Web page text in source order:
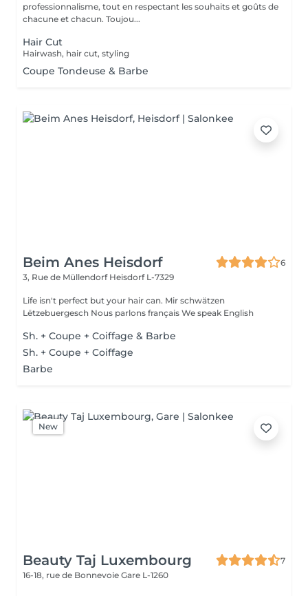
professionnalisme, tout en respectant les souhaits et goûts de
chacune et chacun. Toujou...
Hair Cut
Hairwash, hair cut, styling
Coupe Tondeuse & Barbe
Beim Anes Heisdorf
6
3, Rue de Müllendorf Heisdorf L-7329
Life isn't perfect but your hair can. Mir schwätzen
Lëtzebuergesch Nous parlons français We speak English
Sh. + Coupe + Coiffage & Barbe
Sh. + Coupe + Coiffage
Barbe
New
Beauty Taj Luxembourg
7
16-18, rue de Bonnevoie Gare L-1260